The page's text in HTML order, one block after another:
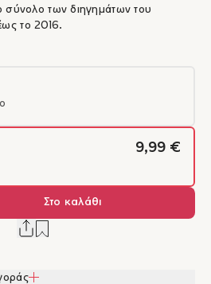
σύνολο των διηγημάτων του
το 2016.
9,99 €
Στο καλάθι